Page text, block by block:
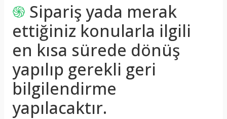
֍ Sipariş yada merak
ettiğiniz konularla ilgili
en kısa sürede dönüş
yapılıp gerekli geri
bilgilendirme
yapılacaktır.